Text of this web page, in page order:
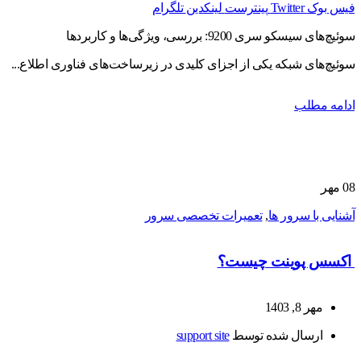
فیس بوک Twitter پینترست لینکدین تلگرام
سوئیچ‌های سیسکو سری 9200: بررسی، ویژگی‌ها و کاربردها
سوئیچ‌های شبکه یکی از اجزای کلیدی در زیرساخت‌های فناوری اطلاع...
ادامه مطلب
08 مهر
آشنایی با سرور ها,تعمیرات تخصصی سرور
اکسس پوینت چیست؟
مهر 8, 1403
ارسال شده توسطsupport site